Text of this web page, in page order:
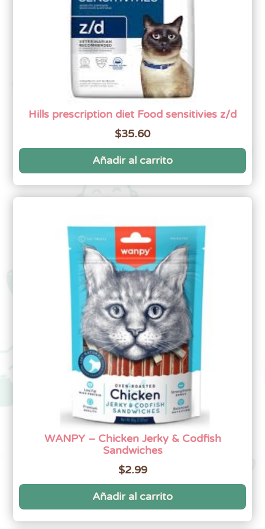
Hills prescription diet Food sensitivies z/d
$35.60
Añadir al carrito
WANPY – Chicken Jerky & Codfish
Sandwiches
$2.99
Añadir al carrito